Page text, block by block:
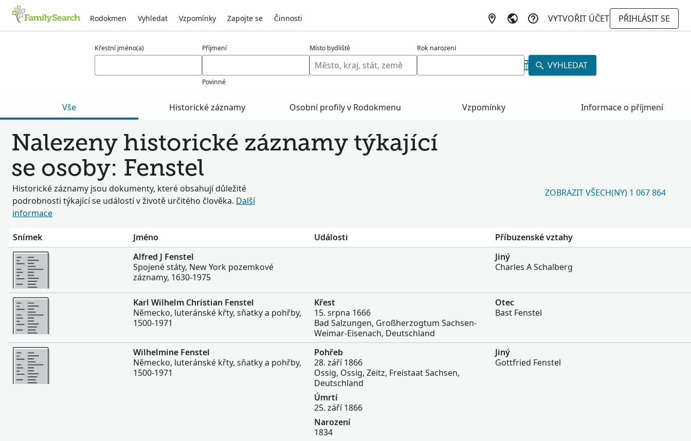
Rodokmen Vyhledat Vzpomínky Zapojte se Činnosti VYTVOŘIT ÚČET
PŘIHLÁSIT SE
Křestní jméno(a) Příjmení
Povinné
Místo bydliště Rok narození
VYHLEDAT
Vše Historické záznamy Osobní profily v Rodokmenu Vzpomínky Informace o příjmení
Nalezeny historické záznamy týkající
se osoby: Fenstel
Historické záznamy jsou dokumenty, které obsahují důležité
podrobnosti týkající se událostí v životě určitého člověka. Další
informace
ZOBRAZIT VŠECH(NY) 1 067 864
Snímek Jméno Události
Příbuzenské vztahy
Více
Alfred J Fenstel
Spojené státy, New York pozemkové
záznamy, 1630-1975
Jiný
Charles A Schalberg
Více
Karl Wilhelm Christian Fenstel
Německo, luteránské křty, sňatky a pohřby,
1500-1971
Křest
15. srpna 1666
Bad Salzungen, Großherzogtum Sachsen-
Weimar-Eisenach, Deutschland
Otec
Bast Fenstel
Více
Wilhelmine Fenstel
Německo, luteránské křty, sňatky a pohřby,
1500-1971
Pohřeb
28. září 1866
Ossig, Ossig, Zeitz, Freistaat Sachsen,
Deutschland
Úmrtí
25. září 1866
Narození
1834
Jiný
Gottfried Fenstel